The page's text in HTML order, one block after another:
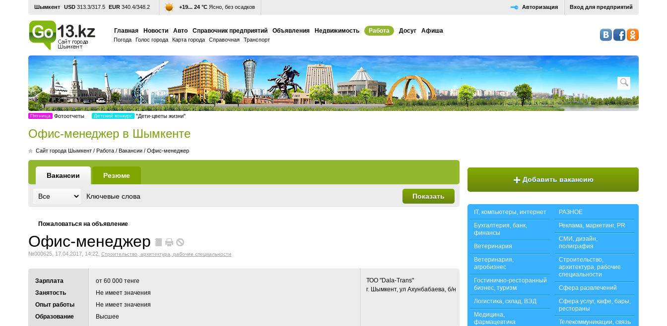
Шымкент USD 313.3/317.5 EUR 340.4/348.2 +19... 24 °С Ясно, без осадков Вход для предприятий
Авторизация
Главная Новости Авто Справочник предприятий Объявления Недвижимость Работа Досуг Афиша
Погода Голос города Карта города Справочная Транспорт
Пятница Фотоотчеты Детский конкурс "Дети-цветы жизни"
Офис-менеджер в Шымкенте
Cайт города Шымкент / Работа / Вакансии / Офис-менеджер
Вакансии Резюме
Ключевые слова
Пожаловаться на объявление
Офис-менеджер
№000625, 17.04.2017, 14:22, Строительство, архитектура, рабочие специальности
Зарплата
от 60 000 тенге
Занятость
Не имеет значения
Опыт работы
Не имеет значения
Образование
Высшее
ТОО "Dala-Trans"
г. Шымкент, ул Ахунбабаева, б/н
+ Добавить вакансию
IT, компьютеры, интернет
Бухгалтерия, банк,
финансы
Ветеринария
Ветеринария,
агробизнес
Гостинично-ресторанный
бизнес, туризм
Логистика, склад, ВЭД
Медицина,
фармацевтика
РАЗНОЕ
Реклама, маркетинг, PR
СМИ, дизайн,
полиграфия
Строительство,
архитектура, рабочие
специальности
Сфера развлечений
Сфера услуг, кафе, бары,
рестораны
Телекоммуникации, связь